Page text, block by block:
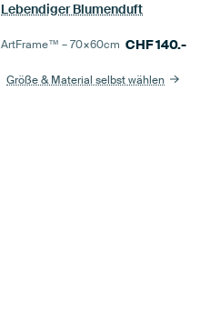
Lebendiger Blumenduft
ArtFrame™ –70×60cm CHF140.-
Größe & Material selbst wählen